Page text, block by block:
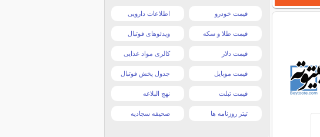
قیمت خودرو اطلاعات دارویی
قیمت طلا و سکه ویدئوهای فوتبال
قیمت دلار کالری مواد غذایی
قیمت موبایل جدول پخش فوتبال
قیمت تبلت نهج البلاغه
تیتر روزنامه ها صحیفه سجادیه